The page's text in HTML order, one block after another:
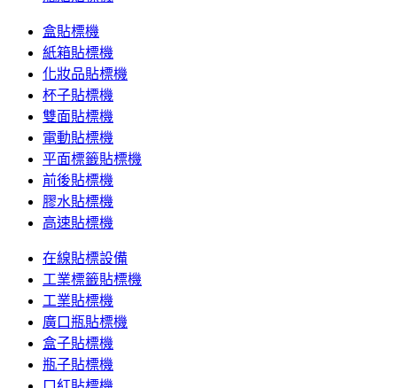
盒貼標機
紙箱貼標機
化妝品貼標機
杯子貼標機
雙面貼標機
電動貼標機
平面標籤貼標機
前後貼標機
膠水貼標機
高速貼標機
在線貼標設備
工業標籤貼標機
工業貼標機
廣口瓶貼標機
盒子貼標機
瓶子貼標機